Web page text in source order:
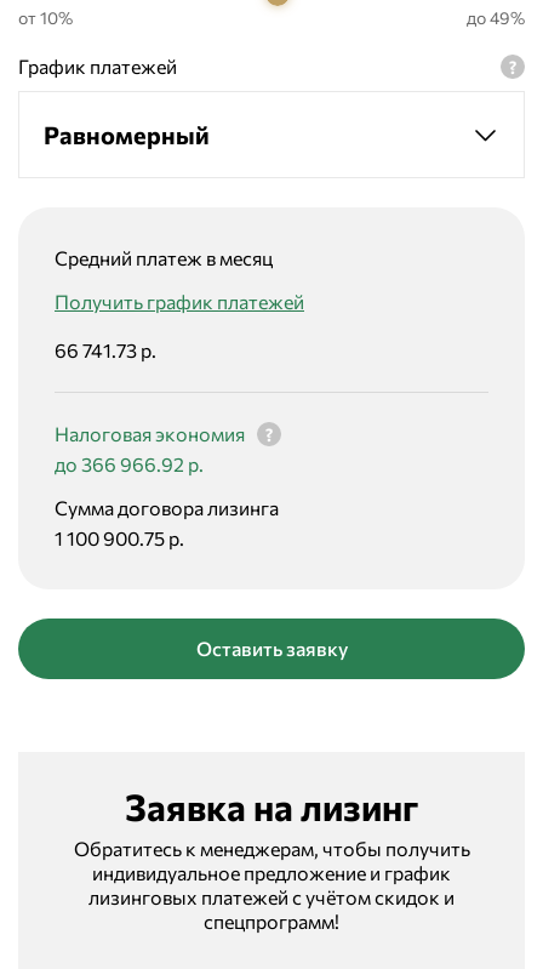
от 10% до 49%
График платежей
Равномерный
Средний платеж в месяц
Получить график платежей
66 741.73 р.
Налоговая экономия
до 366 966.92 р.
Сумма договора лизинга
1 100 900.75 р.
Оставить заявку
Заявка на лизинг
Обратитесь к менеджерам, чтобы получить
индивидуальное предложение и график
лизинговых платежей с учётом скидок и
спецпрограмм!